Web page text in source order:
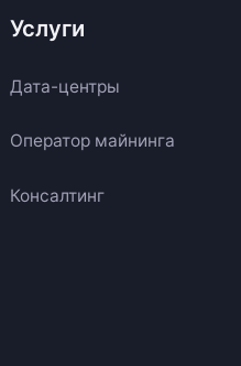
Услуги
Дата-центры
Оператор майнинга
Консалтинг